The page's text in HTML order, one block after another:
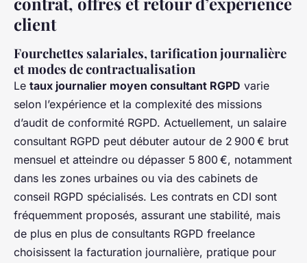
client
Fourchettes salariales, tarification journalière
et modes de contractualisation
Le taux journalier moyen consultant RGPD varie
selon l’expérience et la complexité des missions
d’audit de conformité RGPD. Actuellement, un salaire
consultant RGPD peut débuter autour de 2 900 € brut
mensuel et atteindre ou dépasser 5 800 €, notamment
dans les zones urbaines ou via des cabinets de
conseil RGPD spécialisés. Les contrats en CDI sont
fréquemment proposés, assurant une stabilité, mais
de plus en plus de consultants RGPD freelance
choisissent la facturation journalière, pratique pour